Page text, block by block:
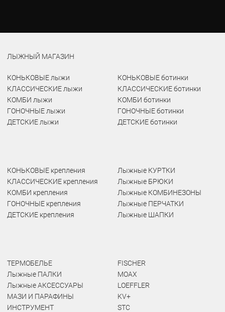
ЛЫЖНЫЙ МАГАЗИН
КОНЬКОВЫЕ лыжи
КЛАССИЧЕСКИЕ лыжи
КОМБИ лыжи
ГОНОЧНЫЕ лыжи
ДЕТСКИЕ лыжи
КОНЬКОВЫЕ ботинки
КЛАССИЧЕСКИЕ ботинки
КОМБИ ботинки
ГОНОЧНЫЕ ботинки
ДЕТСКИЕ ботинки
КОНЬКОВЫЕ крепления
КЛАССИЧЕСКИЕ крепления
КОМБИ крепления
ГОНОЧНЫЕ крепления
ДЕТСКИЕ крепления
Лыжные КУРТКИ
Лыжные БРЮКИ
Лыжные КОМБИНЕЗОНЫ
Лыжные ПЕРЧАТКИ
Лыжные ШАПКИ
ТЕРМОБЕЛЬЕ
Лыжные ПАЛКИ
Лыжные АКСЕССУАРЫ
МАЗИ И ПАРАФИНЫ
ИНСТРУМЕНТ
FISCHER
MOAX
LOEFFLER
KV+
STC